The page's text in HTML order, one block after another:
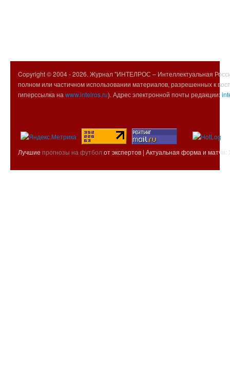
Copyright © 2004 -2026. Журнал "ИНТЕЛРОС – Интеллектуальная
полном или частичном использовании материалов, разрешенных к
гиперссылка на www.intelros.ru). Адрес электронной почты редакции:
Лучшие прогнозы на футбол от экспертов | Актуальная форма и